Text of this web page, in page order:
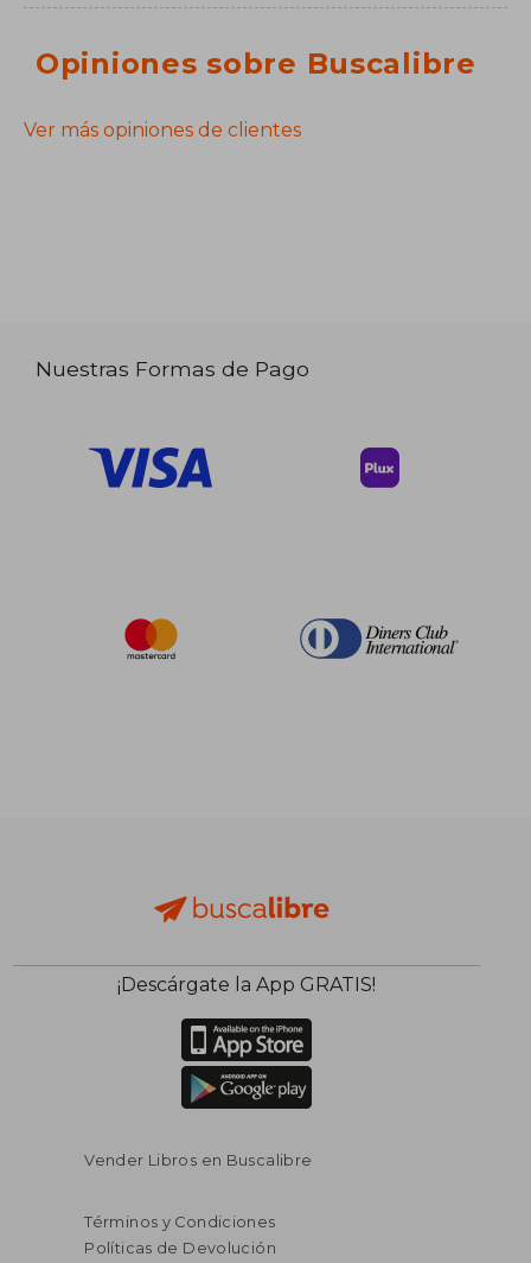
Opiniones sobre Buscalibre
Ver más opiniones de clientes
Nuestras Formas de Pago
¡Descárgate la App GRATIS!
Vender Libros en Buscalibre
Términos y Condiciones
Políticas de Devolución